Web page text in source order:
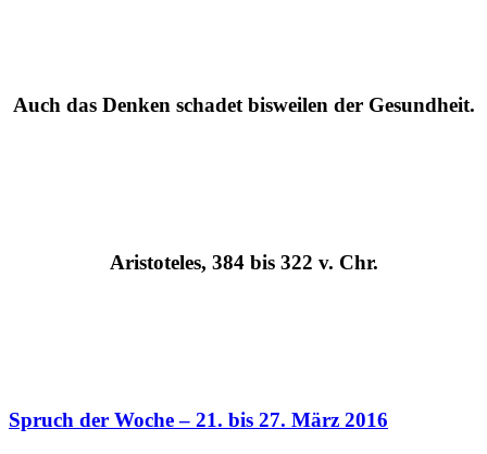
Auch das Denken schadet bisweilen der Gesundheit.
Aristoteles, 384 bis 322 v. Chr.
Spruch der Woche – 21. bis 27. März 2016